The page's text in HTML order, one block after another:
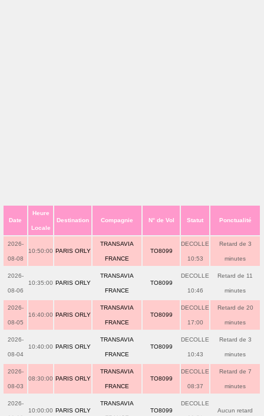
Date
Heure
Locale
Destination Compagnie N° de Vol Statut Ponctualité
2026-
08-08
10:50:00 PARIS ORLY
TRANSAVIA
FRANCE
TO8099
DECOLLE
10:53
Retard de 3
minutes
2026-
08-06
10:35:00 PARIS ORLY
TRANSAVIA
FRANCE
TO8099
DECOLLE
10:46
Retard de 11
minutes
2026-
08-05
16:40:00 PARIS ORLY
TRANSAVIA
FRANCE
TO8099
DECOLLE
17:00
Retard de 20
minutes
2026-
08-04
10:40:00 PARIS ORLY
TRANSAVIA
FRANCE
TO8099
DECOLLE
10:43
Retard de 3
minutes
2026-
08-03
08:30:00 PARIS ORLY
TRANSAVIA
FRANCE
TO8099
DECOLLE
08:37
Retard de 7
minutes
2026-
10:00:00 PARIS ORLY
TRANSAVIA
TO8099
DECOLLE
Aucun retard